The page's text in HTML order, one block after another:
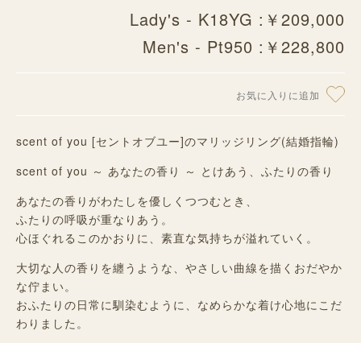
Lady's - K18YG :￥209,000
Men's - Pt950 :￥228,800
お気に入りに追加
scent of you [セントオブユー]のマリッジリング(結婚指輪)
scent of you ～ あなたの香り ～ とけあう、ふたりの香り
あなたの香りがわたしを優しくつつむとき、
ふたりの呼吸が重なりあう。
心ほぐれるこのかおりに、素直な気持ちが溢れていく。
大切な人の香りを纏うような、やさしい曲線を描くおだやか
な佇まい。
おふたりの日常に馴染むように、なめらかな着け心地にこだ
わりました。